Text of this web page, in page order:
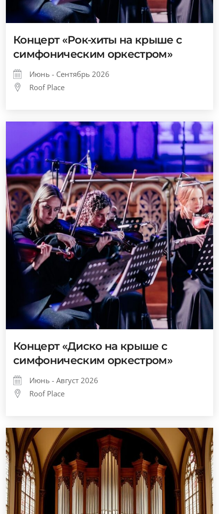
Концерт «Рок-хиты на крыше с
симфоническим оркестром»
Июнь - Сентябрь 2026
Roof Place
Концерт «Диско на крыше с
симфоническим оркестром»
Июнь - Август 2026
Roof Place